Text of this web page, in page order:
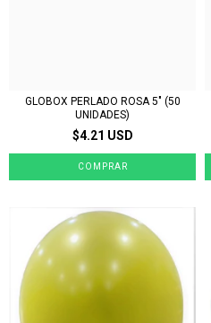
GLOBOX PERLADO ROSA 5" (50
UNIDADES)
$4.21 USD